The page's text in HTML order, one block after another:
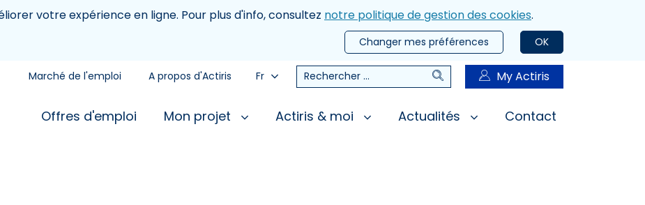
votre expérience en ligne. Pour plus d'info, consultez notre politique de gestion des cookies.
OK
Changer mes préférences
Marché de l'emploi A propos d'Actiris Fr Rechercher RechercherMy Actiris
Offres d'emploi Mon projet Actiris & moi Actualités Contact